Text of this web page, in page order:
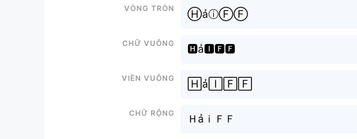
Vòng tròn
ⒽảⓘⒻⒻ
Chữ vuông
🅷ả🅸🅵🅵
Viền vuông
🄷ả🄸🄵🄵
Chữ rộng
ＨảｉＦＦ